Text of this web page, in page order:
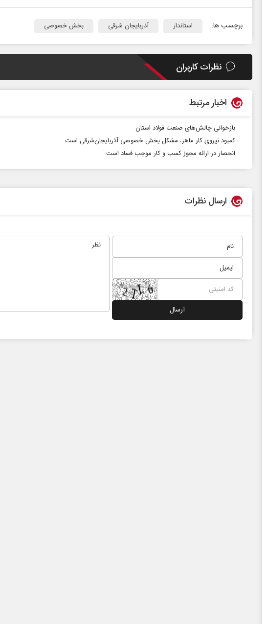
برچسب ها: استاندار آذربایجان شرقی بخش خصوصی
نظرات کاربران
اخبار مرتبط
بازخوانی چالش‌های صنعت فولاد استان
کمبود نیروی کار ماهر، مشکل بخش خصوصی آذربایجان‌شرقی است
انحصار در ارائه مجوز کسب و کار موجب فساد است
ارسال نظرات